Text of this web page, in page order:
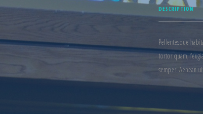
DESCRIPTION
Pellentesque
tortor quam,
semper. Aenean